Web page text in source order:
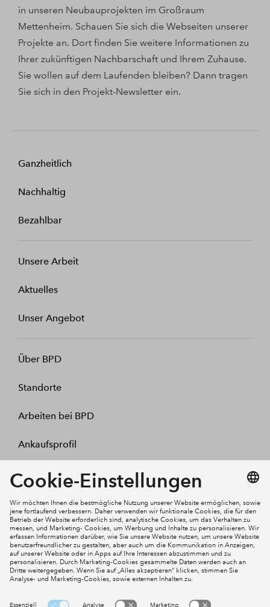
in unseren Neubauprojekten im Großraum
Mettenheim. Schauen Sie sich die Webseiten unserer
Projekte an. Dort finden Sie weitere Informationen zu
Ihrer zukünftigen Nachbarschaft und Ihrem Zuhause.
Sie wollen auf dem Laufenden bleiben? Dann tragen
Sie sich in den Projekt-Newsletter ein.
Ganzheitlich
Nachhaltig
Bezahlbar
Unsere Arbeit
Aktuelles
Unser Angebot
Über BPD
Standorte
Arbeiten bei BPD
Ankaufsprofil
Kontakt
Mein Konto
Social Media